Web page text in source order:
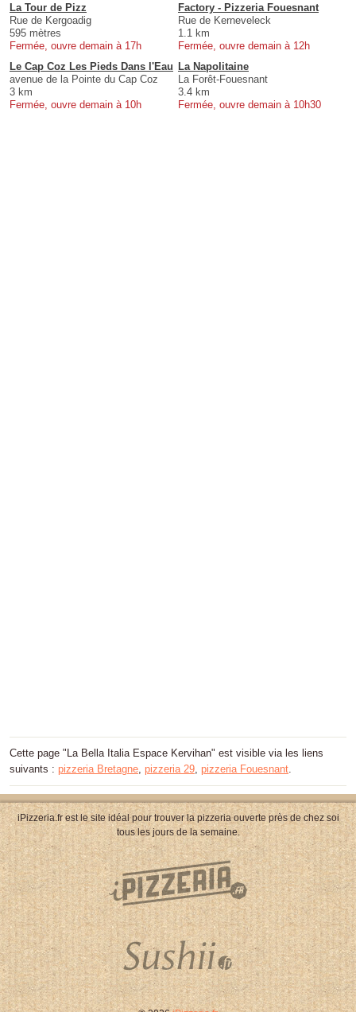
La Tour de Pizz
Rue de Kergoadig
595 mètres
Fermée, ouvre demain à 17h
Factory - Pizzeria Fouesnant
Rue de Kerneveleck
1.1 km
Fermée, ouvre demain à 12h
Le Cap Coz Les Pieds Dans l'Eau
avenue de la Pointe du Cap Coz
3 km
Fermée, ouvre demain à 10h
La Napolitaine
La Forêt-Fouesnant
3.4 km
Fermée, ouvre demain à 10h30
Cette page "La Bella Italia Espace Kervihan" est visible via les liens
suivants : pizzeria Bretagne pizzeria 29 pizzeria Fouesnant
iPizzeria.fr est le site idéal pour trouver la pizzeria ouverte près de chez soi
tous les jours de la semaine.